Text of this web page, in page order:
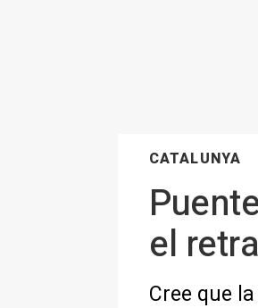
CATALUNYA
el
Cree que